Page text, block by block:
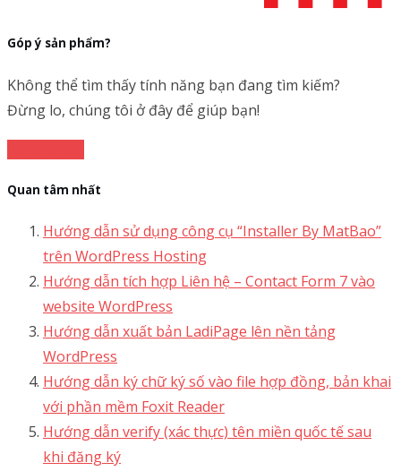
Góp ý sản phẩm?
Không thể tìm thấy tính năng bạn đang tìm kiếm?
Đừng lo, chúng tôi ở đây để giúp bạn!
Quan tâm nhất
Hướng dẫn sử dụng công cụ “Installer By MatBao”
trên WordPress Hosting
Hướng dẫn tích hợp Liên hệ – Contact Form 7 vào
website WordPress
Hướng dẫn xuất bản LadiPage lên nền tảng
WordPress
Hướng dẫn ký chữ ký số vào file hợp đồng, bản khai
với phần mềm Foxit Reader
Hướng dẫn verify (xác thực) tên miền quốc tế sau
khi đăng ký